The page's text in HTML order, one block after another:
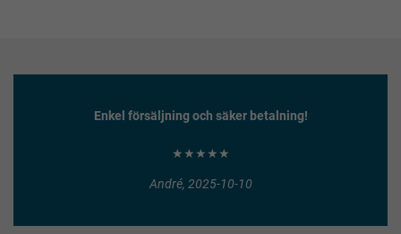
Enkel försäljning och säker betalning!
★★★★★
André, 2025-10-10